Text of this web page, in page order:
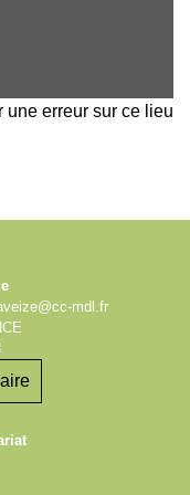
une erreur sur ce lieu
mdl.fr